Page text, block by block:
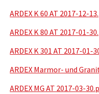
ARDEX K 60 AT 2017-12-
ARDEX K 80 AT 2017-01-
ARDEX K 301 AT 2017-01-
ARDEX Marmor- und
ARDEX MG AT 2017-03-